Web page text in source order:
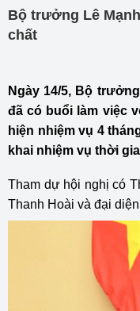
Bộ trưởng Lê
chất
Ngày 14/5, Bộ
đã có buổi làm việc
hiện nhiệm vụ 4
khai nhiệm vụ thời
Tham dự hội nghị có
Thanh Hoài và đại